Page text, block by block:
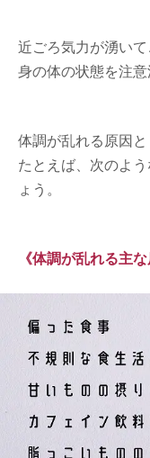
近ごろ気力が湧い
身の体の状態を注意
体調が乱れる原因と
たとえば、次のよ
ょう。
《体調が乱れる主な